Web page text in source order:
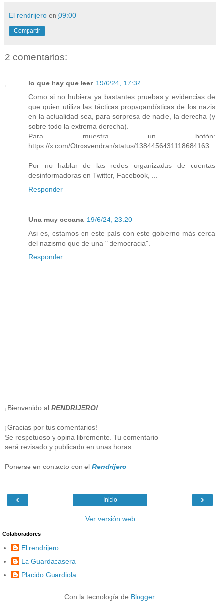
El rendrijero en 09:00
Compartir
2 comentarios:
lo que hay que leer 19/6/24, 17:32
Como si no hubiera ya bastantes pruebas y evidencias de
que quien utiliza las tácticas propagandísticas de los nazis
en la actualidad sea, para sorpresa de nadie, la derecha (y
sobre todo la extrema derecha).
Para muestra un botón:
https://x.com/Otrosvendran/status/1384456431118684163
Por no hablar de las redes organizadas de cuentas
desinformadoras en Twitter, Facebook, ...
Responder
Una muy cecana 19/6/24, 23:20
Asi es, estamos en este país con este gobierno más cerca
del nazismo que de una " democracia".
Responder
¡Bienvenido al RENDRIJERO!
¡Gracias por tus comentarios!
Se respetuoso y opina libremente. Tu comentario
será revisado y publicado en unas horas.
Ponerse en contacto con el Rendrijero
‹ ›
Inicio
Ver versión web
Colaboradores
El rendrijero
La Guardacasera
Placido Guardiola
Con la tecnología de Blogger.